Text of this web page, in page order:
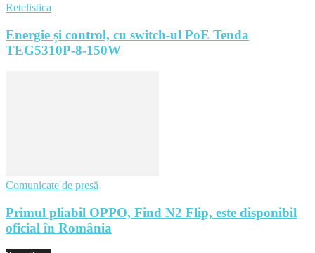
Retelistica
Energie și control, cu switch-ul PoE Tenda
TEG5310P-8-150W
Comunicate de presă
Primul pliabil OPPO, Find N2 Flip, este disponibil
oficial în România